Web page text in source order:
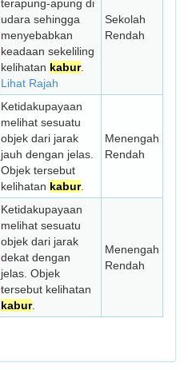
terapung-apung di
udara sehingga
menyebabkan
keadaan sekeliling
kelihatan kabur.
Lihat Rajah
Sekolah
Rendah
Ketidakupayaan
melihat sesuatu
objek dari jarak
jauh dengan jelas.
Objek tersebut
kelihatan kabur.
Menengah
Rendah
Ketidakupayaan
melihat sesuatu
objek dari jarak
dekat dengan
jelas. Objek
tersebut kelihatan
kabur.
Menengah
Rendah